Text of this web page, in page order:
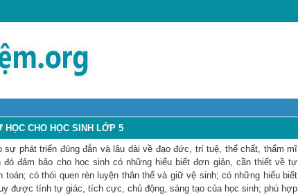
HỌC CHO HỌC SINH LỚP 5
phát triển đúng đắn và lâu dài về đạo đức, trí tuệ, thể chất, thẩm mĩ
đảm bảo cho học sinh có những hiểu biết đơn giản, cần thiết về tự
có thói quen rèn luyện thân thể và giữ vệ sinh; có những hiểu biết
được tính tự giác, tích cực, chủ động, sáng tạo của học sinh; phù hợp